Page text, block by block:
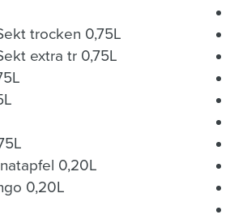
trocken 0,75L
extra tr 0,75L
0,20L
0,20L